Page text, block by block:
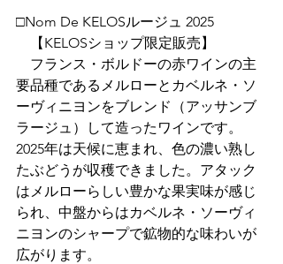
□Nom De KELOSルージュ 2025
【KELOSショップ限定販売】
フランス・ボルドーの赤ワインの主
要品種であるメルローとカベルネ・ソ
ーヴィニヨンをブレンド（アッサンブ
ラージュ）して造ったワインです。
2025年は天候に恵まれ、色の濃い熟し
たぶどうが収穫できました。アタック
はメルローらしい豊かな果実味が感じ
られ、中盤からはカベルネ・ソーヴィ
ニヨンのシャープで鉱物的な味わいが
広がります。